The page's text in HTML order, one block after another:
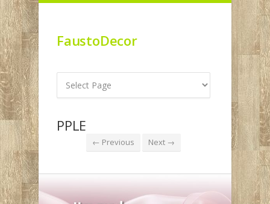
FaustoDecor
PPLE
← Previous Next →